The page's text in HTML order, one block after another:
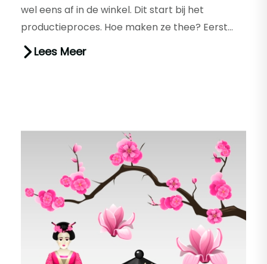
wel eens af in de winkel. Dit start bij het
productieproces. Hoe maken ze thee? Eerst
pluk je theebladeren die...
Lees Meer